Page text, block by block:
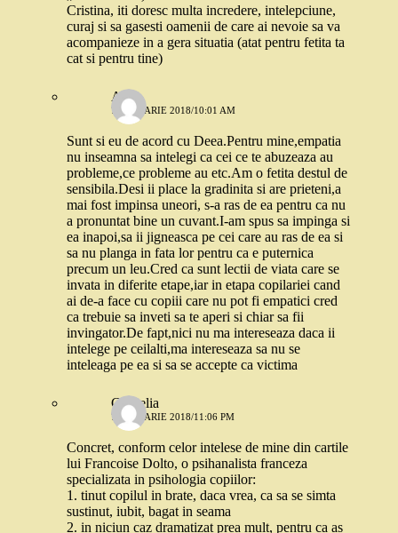
Cristina, iti doresc multa incredere, intelepciune,
curaj si sa gasesti oamenii de care ai nevoie sa va
acompanieze in a gera situatia (atat pentru fetita ta
cat si pentru tine)
Ana
7 IANUARIE 2018/10:01 AM
Sunt si eu de acord cu Deea.Pentru mine,empatia
nu inseamna sa intelegi ca cei ce te abuzeaza au
probleme,ce probleme au etc.Am o fetita destul de
sensibila.Desi ii place la gradinita si are prieteni,a
mai fost impinsa uneori, s-a ras de ea pentru ca nu
a pronuntat bine un cuvant.I-am spus sa impinga si
ea inapoi,sa ii jigneasca pe cei care au ras de ea si
sa nu planga in fata lor pentru ca e puternica
precum un leu.Cred ca sunt lectii de viata care se
invata in diferite etape,iar in etapa copilariei cand
ai de-a face cu copiii care nu pot fi empatici cred
ca trebuie sa inveti sa te aperi si chiar sa fii
invingator.De fapt,nici nu ma intereseaza daca ii
intelege pe ceilalti,ma intereseaza sa nu se
inteleaga pe ea si sa se accepte ca victima
Cornelia
7 IANUARIE 2018/11:06 PM
Concret, conform celor intelese de mine din cartile
lui Francoise Dolto, o psihanalista franceza
specializata in psihologia copiilor:
1. tinut copilul in brate, daca vrea, ca sa se simta
sustinut, iubit, bagat in seama
2. in niciun caz dramatizat prea mult, pentru ca as